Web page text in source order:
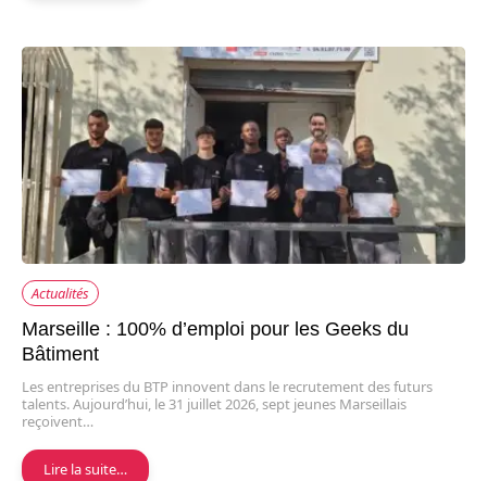
Actualités
Marseille : 100% d’emploi pour les Geeks du
Bâtiment
Les entreprises du BTP innovent dans le recrutement des futurs
talents. Aujourd’hui, le 31 juillet 2026, sept jeunes Marseillais
reçoivent…
Lire la suite…